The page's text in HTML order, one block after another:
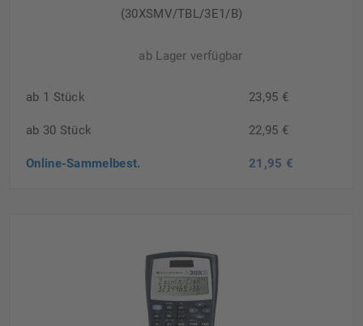
(30XSMV/TBL/3E1/B)
ab Lager verfügbar
ab 1 Stück 23,95 €
ab 30 Stück 22,95 €
Online-Sammelbest. 21,95 €